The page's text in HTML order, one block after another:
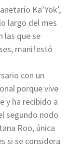
Ka’Yok’,
largo del mes
las que se
manifestó
con un
porque vive
y ha recibido a
segundo nodo
Roo, única
si se considera